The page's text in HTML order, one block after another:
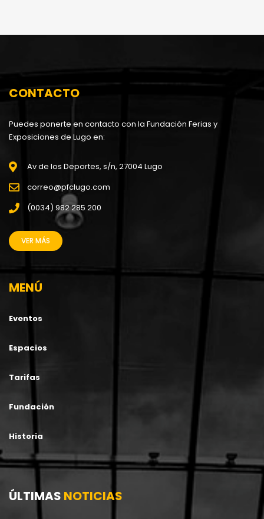
CONTACTO
Puedes ponerte en contacto con la Fundación Ferias y
Exposiciones de Lugo en:
Av de los Deportes, s/n, 27004 Lugo
correo@pfclugo.com
(0034) 982 285 200
VER MÁS
MENÚ
Eventos
Espacios
Tarifas
Fundación
Historia
ÚLTIMAS NOTICIAS